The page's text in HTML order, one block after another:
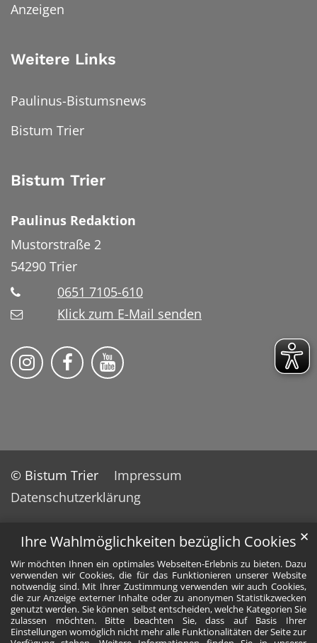
Ihre Wahlmöglichkeiten bezüglich Cookies
Wir möchten Ihnen ein optimales Webseiten-Erlebnis zu bieten. Dazu
verwenden wir Cookies, die für das Funktionieren unserer Website
notwendig sind. Mit Ihrer Zustimmung verwenden wir auch Cookies,
die zur Anzeige externer Inhalte oder zu anonymen Statistikzwecken
genutzt werden. Sie können selbst entscheiden, welche Kategorien Sie
zulassen möchten. Bitte beachten Sie, dass auf Basis Ihrer
Einstellungen womöglich nicht mehr alle Funktionalitäten der Seite zur
✕
Anzeigen
Weitere Links
Paulinus-Bistumsnews
Bistum Trier
Bistum Trier
Paulinus Redaktion
Mustorstraße 2
54290 Trier
0651 7105-610
Klick zum E-Mail senden
Bistum Trier auf Instragram
Bistum Trier auf Facebook
Bistum Trier auf YouTube
© Bistum Trier
Impressum
Datenschutzerklärung